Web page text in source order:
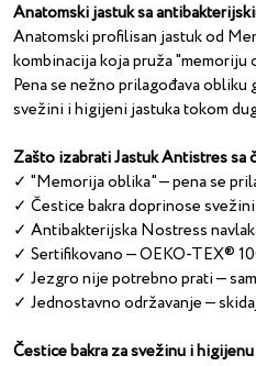
Anatomski jastuk sa
Anatomski profilisan jastuk od
kombinacija koja pruža
Pena se nežno prilagođava obliku
svežini i higijeni jastuka tokom
Zašto izabrati Jastuk Antistres sa
✓ "Memorija oblika" — pena se
✓ Čestice bakra doprinose
✓ Antibakterijska Nostress
✓ Sertifikovano — OEKO-TEX®
✓ Jezgro nije potrebno prati —
✓ Jednostavno održavanje —
Čestice bakra za svežinu i